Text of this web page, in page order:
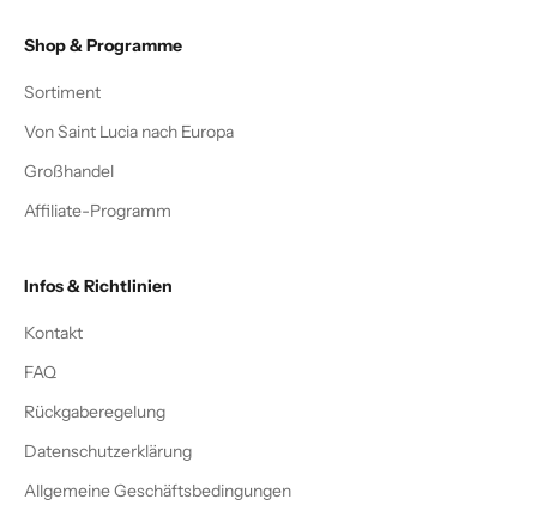
Shop & Programme
Sortiment
Von Saint Lucia nach Europa
Großhandel
Affiliate-Programm
Infos & Richtlinien
Kontakt
FAQ
Rückgaberegelung
Datenschutzerklärung
Allgemeine Geschäftsbedingungen